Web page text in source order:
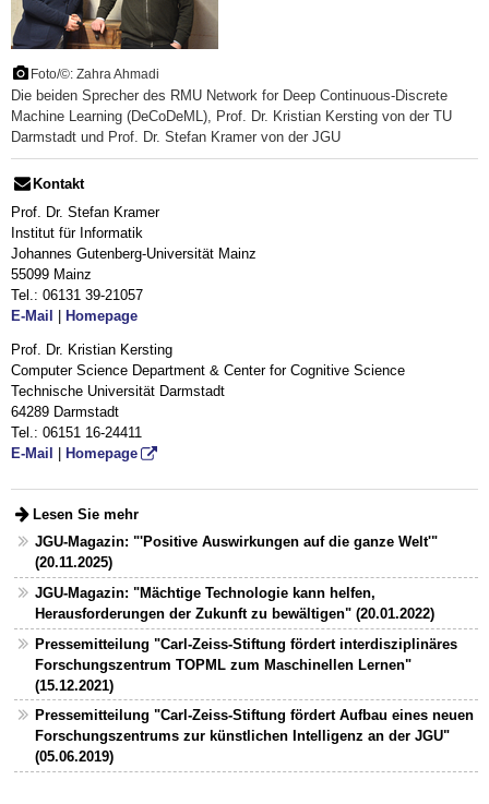
Foto/©: Zahra Ahmadi
Die beiden Sprecher des RMU Network for Deep Continuous-Discrete
Machine Learning (DeCoDeML), Prof. Dr. Kristian Kersting von der TU
Darmstadt und Prof. Dr. Stefan Kramer von der JGU
Kontakt
Prof. Dr. Stefan Kramer
Institut für Informatik
Johannes Gutenberg-Universität Mainz
55099 Mainz
Tel.: 06131 39-21057
E-Mail | Homepage
Prof. Dr. Kristian Kersting
Computer Science Department & Center for Cognitive Science
Technische Universität Darmstadt
64289 Darmstadt
Tel.: 06151 16-24411
E-Mail
Homepage
Lesen Sie mehr
JGU-Magazin: "'Positive Auswirkungen auf die ganze Welt'"
(20.11.2025)
JGU-Magazin: "Mächtige Technologie kann helfen,
Herausforderungen der Zukunft zu bewältigen" (20.01.2022)
Pressemitteilung "Carl-Zeiss-Stiftung fördert interdisziplinäres
Forschungszentrum TOPML zum Maschinellen Lernen"
(15.12.2021)
Pressemitteilung "Carl-Zeiss-Stiftung fördert Aufbau eines neuen
Forschungszentrums zur künstlichen Intelligenz an der JGU"
(05.06.2019)